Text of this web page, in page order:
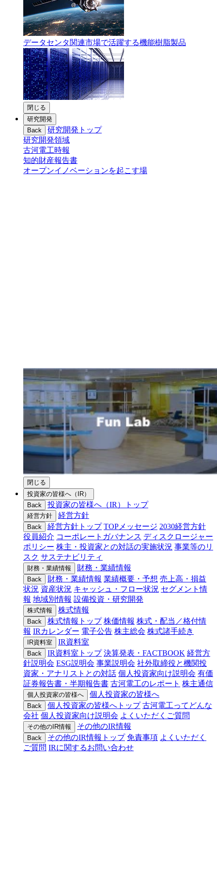
データセンタ関連市場で活躍する機能樹脂製品
閉じる
研究開発
Back
研究開発トップ
研究開発領域
古河電工時報
知的財産報告書
オープンイノベーションを起こす場
閉じる
投資家の皆様へ（IR）
Back
投資家の皆様へ（IR）トップ
経営方針 経営方針
Back 経営方針トップ TOPメッセージ 2030経営方針
役員紹介 コーポレートガバナンス ディスクロージャー
ポリシー 株主・投資家との対話の実施状況 事業等のリ
スク サステナビリティ
財務・業績情報 財務・業績情報
Back 財務・業績情報 業績概要・予想 売上高・損益
状況 資産状況 キャッシュ・フロー状況 セグメント情
報 地域別情報 設備投資・研究開発
株式情報 株式情報
Back 株式情報トップ 株価情報 株式・配当／格付情
報 IRカレンダー 電子公告 株主総会 株式諸手続き
IR資料室 IR資料室
Back IR資料室トップ 決算発表・FACTBOOK 経営方
針説明会 ESG説明会 事業説明会 社外取締役と機関投
資家・アナリストとの対話 個人投資家向け説明会 有価
証券報告書・半期報告書 古河電工のレポート 株主通信
個人投資家の皆様へ 個人投資家の皆様へ
Back 個人投資家の皆様へトップ 古河電工ってどんな
会社 個人投資家向け説明会 よくいただくご質問
その他のIR情報 その他のIR情報
Back その他のIR情報トップ 免責事項 よくいただく
ご質問 IRに関するお問い合わせ